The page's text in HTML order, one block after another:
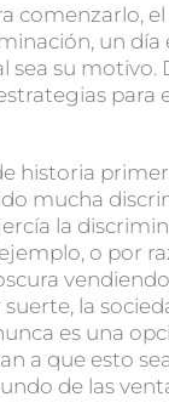
comenzarlo,
un
sea su
para
historia
mucha
la
o por
la
es una
a que esto
de las